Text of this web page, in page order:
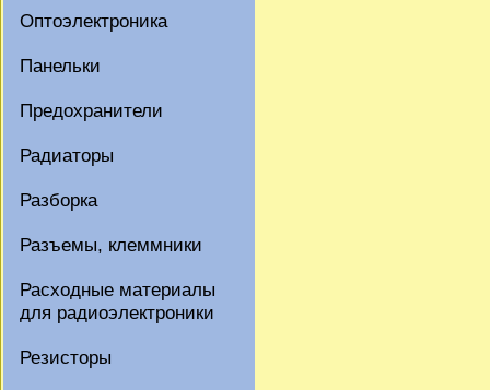
Оптоэлектроника
Панельки
Предохранители
Радиаторы
Разборка
Разъемы, клеммники
Расходные материалы
для радиоэлектроники
Резисторы